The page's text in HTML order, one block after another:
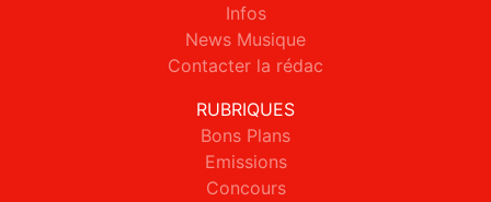
Infos
News Musique
Contacter la rédac
RUBRIQUES
Bons Plans
Emissions
Concours